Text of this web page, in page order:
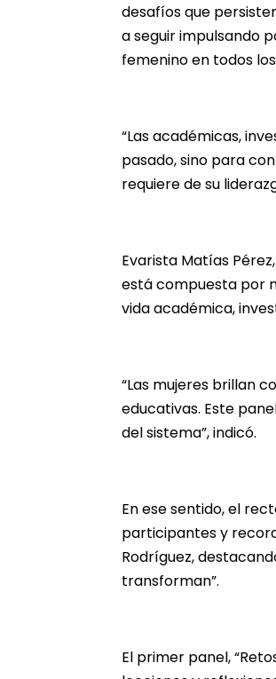
desafíos que
a seguir impulsando
femenino en todos
“Las académicas,
pasado, sino para
requiere de su
Evarista Matías
está compuesta por
vida académica,
“Las mujeres brillan
educativas. Este
del sistema”, indicó.
En ese sentido, el
participantes y
Rodríguez,
transforman”.
El primer panel,